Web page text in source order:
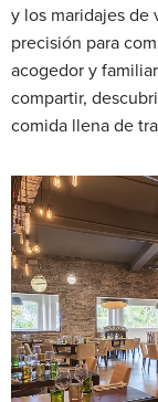
y los maridajes de
precisión para
acogedor y
compartir,
comida llena de